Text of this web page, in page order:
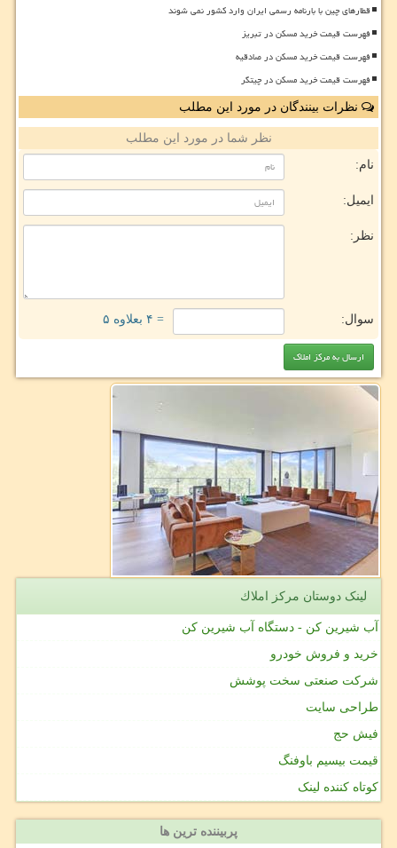
قطارهای چین با بارنامه رسمی ایران وارد کشور نمی شوند
فهرست قیمت خرید مسکن در تبریز
فهرست قیمت خرید مسکن در صادقیه
فهرست قیمت خرید مسکن در چیتگر
نظرات بینندگان در مورد این مطلب
نظر شما در مورد این مطلب
نام:
ایمیل:
نظر:
سوال: = ۴ بعلاوه ۵
لینک دوستان مركز املاك
آب شیرین کن - دستگاه آب شیرین کن
خرید و فروش خودرو
شرکت صنعتی سخت پوشش
طراحی سایت
فیش حج
قیمت بیسیم باوفنگ
کوتاه کننده لینک
پربیننده ترین ها